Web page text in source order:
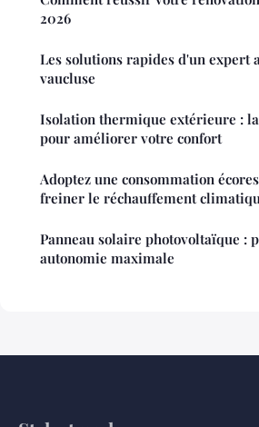
2026
Les solutions rapides d'un expert
vaucluse
Isolation thermique extérieure :
pour améliorer votre confort
Adoptez une consommation
freiner le réchauffement
Panneau solaire photovoltaïque :
autonomie maximale